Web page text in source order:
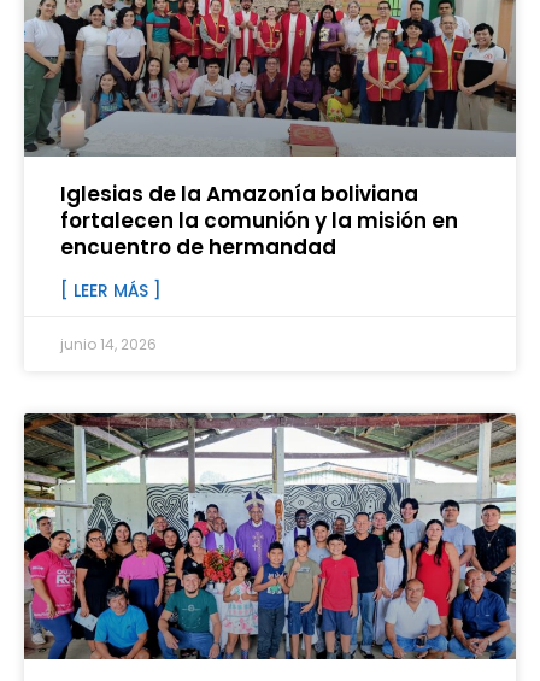
Iglesias de la Amazonía boliviana
fortalecen la comunión y la misión en
encuentro de hermandad
[ LEER MÁS ]
junio 14, 2026